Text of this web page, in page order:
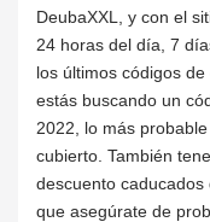
DeubaXXL, y con el
24 horas del día, 7
los últimos códigos
estás buscando un
2022, lo más
cubierto. También
descuento
que asegúrate de